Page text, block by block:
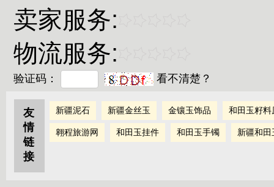
卖家服务:
物流服务:
验证码： 看不清楚？
友
情
链
接
新疆泥石 新疆金丝玉 金镶玉饰品 和田玉籽料
翱程旅游网 和田玉挂件 和田玉手镯 新疆和田